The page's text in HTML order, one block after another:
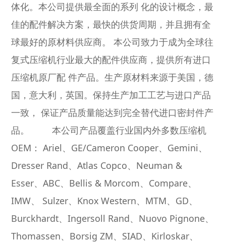
体化。本公司提供最全面的系列 化的设计概念，最
佳的配件解决方案，最快的供货周期，并且拥有全
球最好的原材料供应商。 本公司致力于成为全球往
复式压缩机行业最大的配件供应商，提供所有进口
压缩机原厂配 件产品。生产原材料来源于美国，德
国，意大利，英国。保持生产加工工艺与进口产品
一致， 保证产品质量能达到完全替代进口密封件产
品。
本公司产品覆盖行业国内外多数压缩机
OEM： Ariel、GE/Cameron Cooper、Gemini、
Dresser Rand、Atlas Copco、Neuman &
Esser、ABC、Bellis & Morcom、Compare、
IMW、 Sulzer、Knox Western、MTM、GD、
Burckhardt、Ingersoll Rand、Nuovo Pignone、
Thomassen、Borsig ZM、SIAD、Kirloskar、